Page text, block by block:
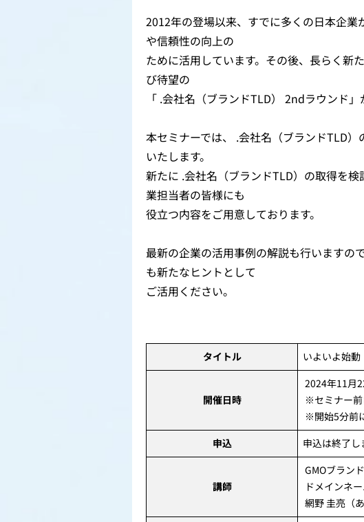
2012年の登場以来、すでに多くの日本企
や信頼性の向上の
ために活用しています。その後、長らく
び待望の
「 .会社名（ブランドTLD） 2ndラウンド
本セミナーでは、 .会社名（ブランドTLD
いたします。
新たに .会社名（ブランドTLD）の取得を
業担当者の皆様にも
役立つ内容をご用意しております。
最新の企業の活用事例の解説も行います
も新たなヒントとして
ご活用ください。
タイトル
いよいよ始
開催日時
2024年11月
※セミナー
※開始5分前
申込
申込は終了
講師
GMOブラン
ドメインネ
網野 圭亮（